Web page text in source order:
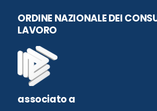
ORDINE NAZIONALE DEI
LAVORO
associato a